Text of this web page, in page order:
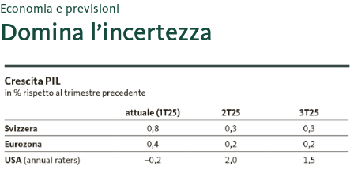
Economia e previsioni
Domina l’incertezza